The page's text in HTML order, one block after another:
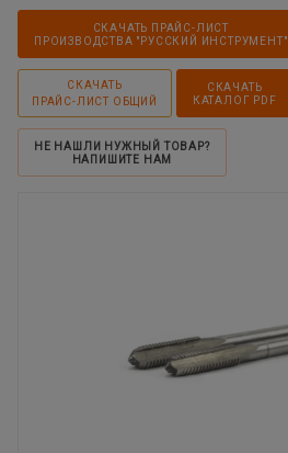
СКАЧАТЬ ПРАЙС-ЛИСТ
ПРОИЗВОДСТВА "РУССКИЙ ИНСТРУМЕНТ"
СКАЧАТЬ
ПРАЙС-ЛИСТ ОБЩИЙ
СКАЧАТЬ
КАТАЛОГ PDF
НЕ НАШЛИ НУЖНЫЙ ТОВАР?
НАПИШИТЕ НАМ